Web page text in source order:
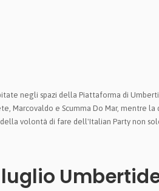
negli spazi della Piattaforma di
Marcovaldo e Scumma Do Mar,
volontà di fare dell'Italian Party non